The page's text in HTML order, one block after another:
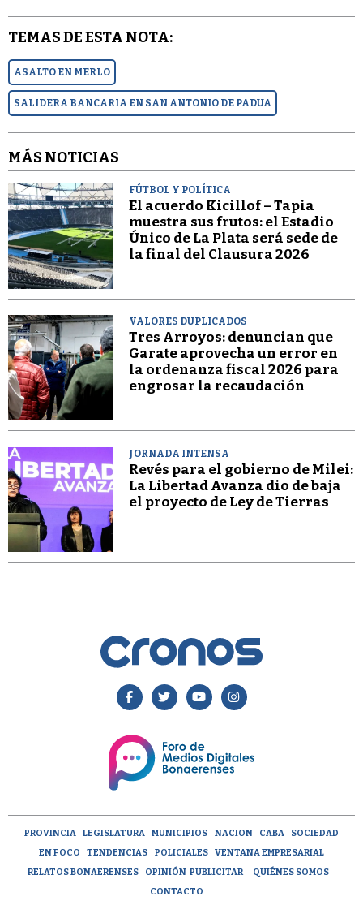
TEMAS DE ESTA NOTA:
ASALTO EN MERLO
SALIDERA BANCARIA EN SAN ANTONIO DE PADUA
MÁS NOTICIAS
FÚTBOL Y POLÍTICA
El acuerdo Kicillof – Tapia
muestra sus frutos: el Estadio
Único de La Plata será sede de
la final del Clausura 2026
VALORES DUPLICADOS
Tres Arroyos: denuncian que
Garate aprovecha un error en
la ordenanza fiscal 2026 para
engrosar la recaudación
JORNADA INTENSA
Revés para el gobierno de Milei:
La Libertad Avanza dio de baja
el proyecto de Ley de Tierras
PROVINCIA LEGISLATURA MUNICIPIOS NACION CABA
SOCIEDAD
EN FOCO
TENDENCIAS POLICIALES
VENTANA EMPRESARIAL
RELATOS BONAERENSES
OPINIÓN PUBLICITAR
QUIÉNES SOMOS
CONTACTO